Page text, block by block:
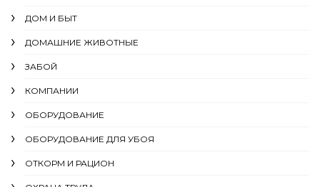
ДОМ И БЫТ
ДОМАШНИЕ ЖИВОТНЫЕ
ЗАБОЙ
КОМПАНИИ
ОБОРУДОВАНИЕ
ОБОРУДОВАНИЕ ДЛЯ УБОЯ
ОТКОРМ И РАЦИОН